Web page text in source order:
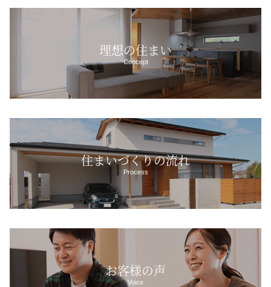
理想の住まい
Concept
住まいづくりの流れ
Process
お客様の声
Voice